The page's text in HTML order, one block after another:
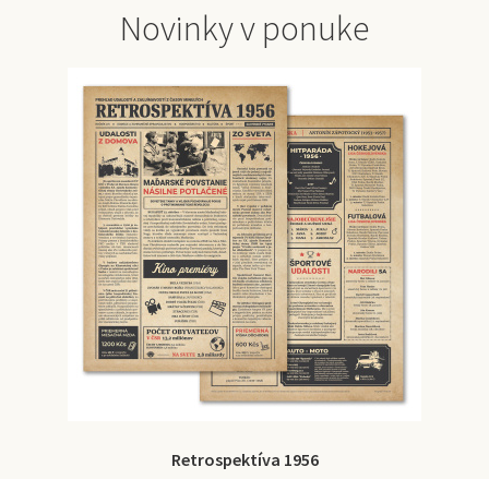
Novinky v ponuke
Retrospektíva 1956